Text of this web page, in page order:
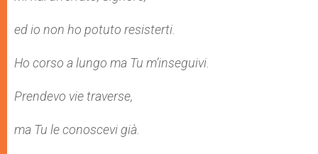
ed io non ho potuto resisterti.
Ho corso a lungo ma Tu m’inseguivi.
Prendevo vie traverse,
ma Tu le conoscevi già.